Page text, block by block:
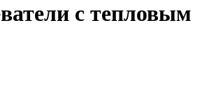
с тепловым